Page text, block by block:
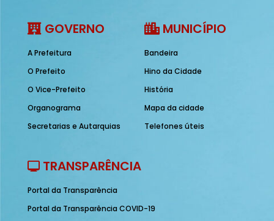
GOVERNO
A Prefeitura
O Prefeito
O Vice-Prefeito
Organograma
Secretarias e Autarquias
MUNICÍPIO
Bandeira
Hino da Cidade
História
Mapa da cidade
Telefones úteis
TRANSPARÊNCIA
Portal da Transparência
Portal da Transparência COVID-19